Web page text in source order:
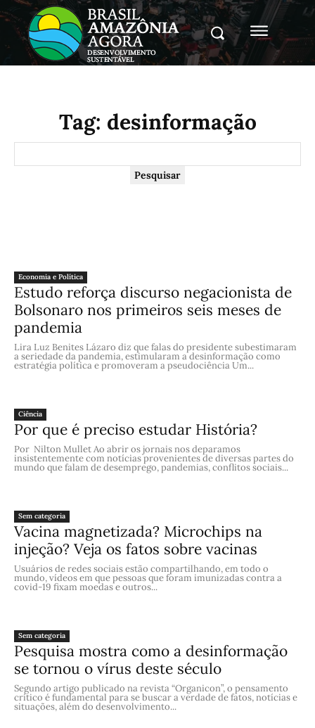
Tag: desinformação
Pesquisar
Economia e Política
Estudo reforça discurso negacionista de
Bolsonaro nos primeiros seis meses de
pandemia
Lira Luz Benites Lázaro diz que falas do presidente subestimaram
a seriedade da pandemia, estimularam a desinformação como
estratégia política e promoveram a pseudociência Um...
Ciência
Por que é preciso estudar História?
Por Nilton Mullet Ao abrir os jornais nos deparamos
insistentemente com notícias provenientes de diversas partes do
mundo que falam de desemprego, pandemias, conflitos sociais...
Sem categoria
Vacina magnetizada? Microchips na
injeção? Veja os fatos sobre vacinas
Usuários de redes sociais estão compartilhando, em todo o
mundo, vídeos em que pessoas que foram imunizadas contra a
covid-19 fixam moedas e outros...
Sem categoria
Pesquisa mostra como a desinformação
se tornou o vírus deste século
Segundo artigo publicado na revista “Organicon”, o pensamento
crítico é fundamental para se buscar a verdade de fatos, notícias e
situações, além do desenvolvimento...